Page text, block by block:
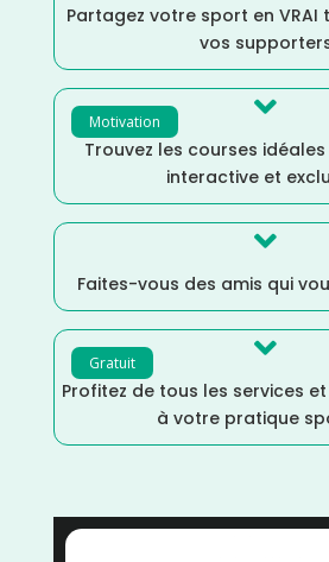
Partagez votre sport en VRAI
vos
Motivation 
Trouvez les courses
interactive et

Faites-vous des amis qui
Gratuit 
Profitez de tous les services
à votre pratique